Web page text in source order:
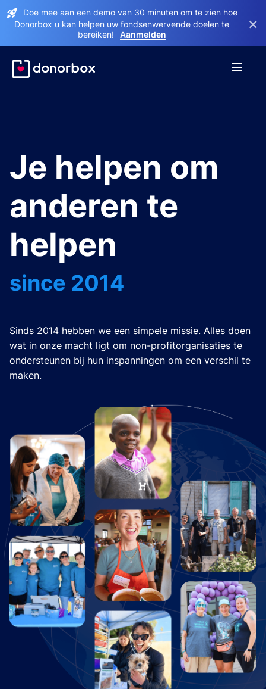
Doe mee aan een demo van 30 minuten om te zien hoe
Donorbox u kan helpen uw fondsenwervende doelen te
bereiken!
Aanmelden
×
Je helpen om
anderen te
helpen
since 2014
Sinds 2014 hebben we een simpele missie. Alles doen
wat in onze macht ligt om non-profitorganisaties te
ondersteunen bij hun inspanningen om een verschil te
maken.